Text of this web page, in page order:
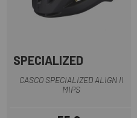
SPECIALIZED
CASCO SPECIALIZED ALIGN II
MIPS